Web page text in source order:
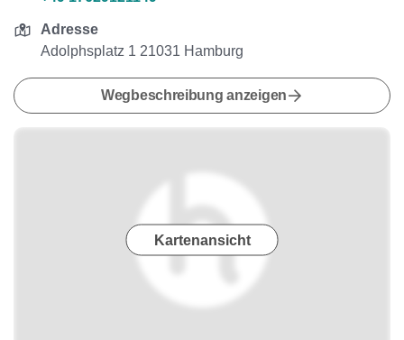
Adresse
Adolphsplatz 1 21031 Hamburg
Wegbeschreibung anzeigen
Kartenansicht